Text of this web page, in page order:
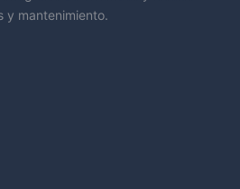
y mantenimiento.